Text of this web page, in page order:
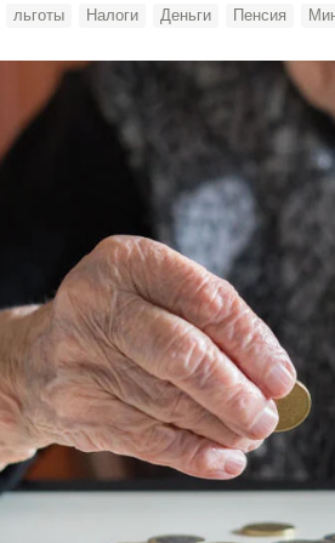
льготы Налоги Деньги Пенсия